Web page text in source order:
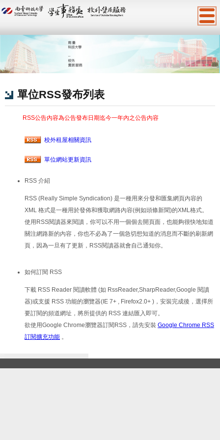
:::
單位RSS發布列表
RSS公告內容為公告發布日期迄今一年內之公告內容
校外租屋相關資訊
單位網站更新資訊
RSS 介紹
RSS (Really Simple Syndication) 是一種用來分發和匯集網頁內容的
XML 格式是一種用於發佈和獲取網路內容(例如頭條新聞)的XML格式。
使用RSS閱讀器來閱讀，你可以不用一個個去開頁面，也能夠很快地知道
關注網路新的內容，你也不必為了一個急切想知道的消息而不斷的刷新網
頁，因為一旦有了更新，RSS閱讀器就會自己通知你。
如何訂閱 RSS
下載 RSS Reader 閱讀軟體 (如 RssReader,SharpReader,Google 閱讀
器)或支援 RSS 功能的瀏覽器(IE 7+ , Firefox2.0+ )，安裝完成後，選擇所
要訂閱的頻道網址，將所提供的 RSS 連結匯入即可。
欲使用Google Chrome瀏覽器訂閱RSS，請先安裝 Google Chrome RSS
訂閱擴充功能 。